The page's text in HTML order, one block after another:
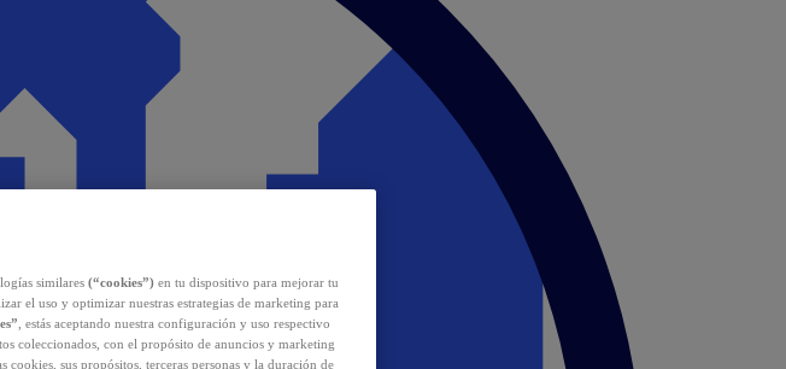
similares (“cookies”) en tu dispositivo para mejorar tu
el uso y optimizar nuestras estrategias de marketing para
, estás aceptando nuestra configuración y uso respectivo
coleccionados, con el propósito de anuncios y marketing
sus propósitos, terceras personas y la duración de